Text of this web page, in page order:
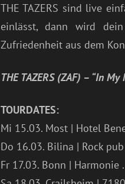
THE TAZERS sind live
einlässt, dann wird
Zufriedenheit aus dem
THE TAZERS (ZAF) – “In
TOURDATES:
Mi 15.03. Most | Hotel
Do 16.03. Bilina | Rock
Fr 17.03. Bonn | Harmonie